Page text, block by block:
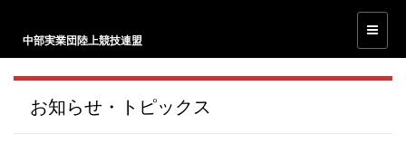
中部実業団陸上競技連盟
お知らせ・トピックス